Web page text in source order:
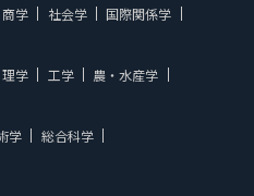
学 社会学
国際関係学
理学 工学
農・水産学
学 総合科学